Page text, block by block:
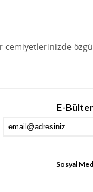
cemiyetlerinizde
E-
Sosyal